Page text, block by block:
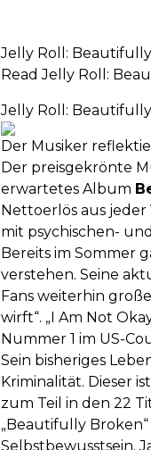
Jelly Roll:
Read Jelly Roll:
Jelly Roll:
Der Musiker
Der preisgekrönte
erwartetes Album
Nettoerlös aus
mit psychischen-
Bereits im Sommer
verstehen. Seine
Fans weiterhin
wirft“. „I Am Not
Nummer 1 im US-
Sein bisheriges
Kriminalität. Dieser
zum Teil in den 22
„Beautifully
Selbstbewusstsein.